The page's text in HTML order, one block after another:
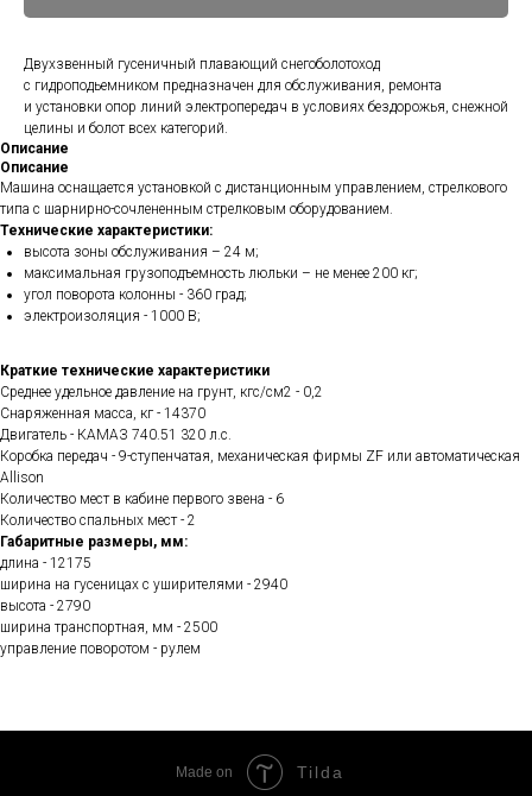
Двухзвенный гусеничный плавающий снегоболотоход
с гидроподьемником предназначен для обслуживания, ремонта
и установки опор линий электропередач в условиях бездорожья, снежной
целины и болот всех категорий.
Описание
Описание
Машина оснащается установкой с дистанционным управлением, стрелкового
типа с шарнирно-сочлененным стрелковым оборудованием.
Технические характеристики:
высота зоны обслуживания – 24 м;
максимальная грузоподъемность люльки – не менее 200 кг;
угол поворота колонны - 360 град;
электроизоляция - 1000 В;
Краткие технические характеристики
Среднее удельное давление на грунт, кгс/см2 - 0,2
Снаряженная масса, кг - 14370
Двигатель - КАМАЗ 740.51 320 л.с.
Коробка передач - 9-ступенчатая, механическая фирмы ZF или автоматическая
Allison
Количество мест в кабине первого звена - 6
Количество спальных мест - 2
Габаритные размеры, мм:
длина - 12175
ширина на гусеницах с уширителями - 2940
высота - 2790
ширина транспортная, мм - 2500
управление поворотом - рулем
Made on Tilda